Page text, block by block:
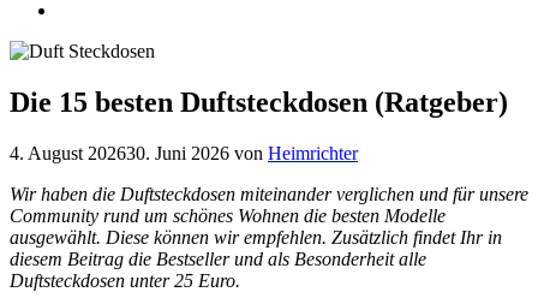
Die 15 besten Duftsteckdosen (Ratgeber)
4. August 202630. Juni 2026 von Heimrichter
Wir haben die Duftsteckdosen miteinander verglichen und für unsere
Community rund um schönes Wohnen die besten Modelle
ausgewählt. Diese können wir empfehlen. Zusätzlich findet Ihr in
diesem Beitrag die Bestseller und als Besonderheit alle
Duftsteckdosen unter 25 Euro.